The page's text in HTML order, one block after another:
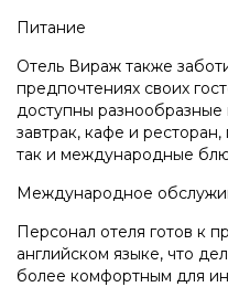
Питание
Отель Вираж также
предпочтениях своих
доступны разнообразные
завтрак, кафе и
так и международные
Международное
Персонал отеля готов к
английском языке, что
более комфортным для